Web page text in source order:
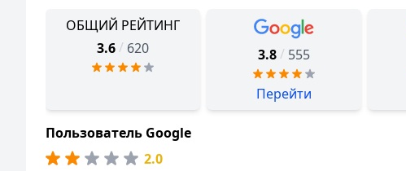
ОБЩИЙ РЕЙТИНГ
3.6 / 620 3.8 / 555
Перейти
Пользователь Google
2.0